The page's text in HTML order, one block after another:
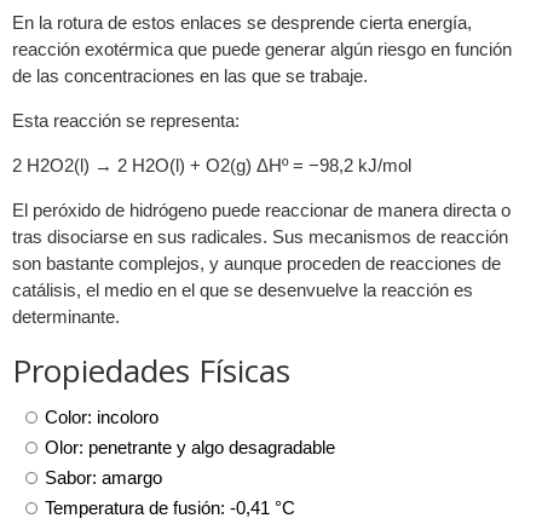
En la rotura de estos enlaces se desprende cierta energía,
reacción exotérmica que puede generar algún riesgo en función
de las concentraciones en las que se trabaje.
Esta reacción se representa:
2 H2O2(l) → 2 H2O(l) + O2(g) ΔHº = −98,2 kJ/mol
El peróxido de hidrógeno puede reaccionar de manera directa o
tras disociarse en sus radicales. Sus mecanismos de reacción
son bastante complejos, y aunque proceden de reacciones de
catálisis, el medio en el que se desenvuelve la reacción es
determinante.
Propiedades Físicas
Color: incoloro
Olor: penetrante y algo desagradable
Sabor: amargo
Temperatura de fusión: -0,41 °C